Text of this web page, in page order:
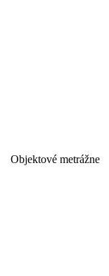
Objektové metrážne